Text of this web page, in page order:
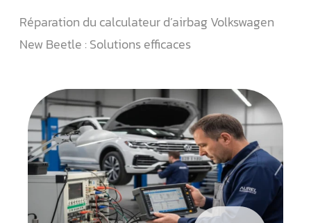
Réparation du calculateur d’airbag Volkswagen
New Beetle : Solutions efficaces